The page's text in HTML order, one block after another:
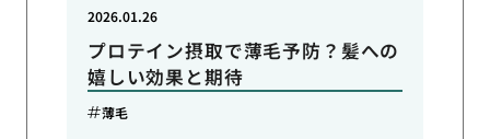
プロテイン摂取で薄毛予防？髪への
嬉しい効果と期待
2026.01.26
薄毛